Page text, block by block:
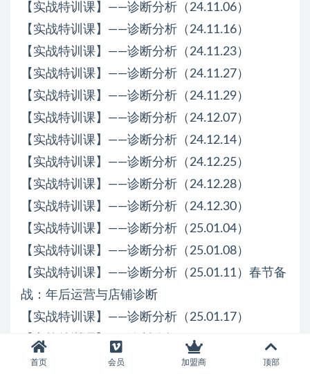
【实战特训课】——诊断分析（24.11.06）
【实战特训课】——诊断分析（24.11.16）
【实战特训课】——诊断分析（24.11.23）
【实战特训课】——诊断分析（24.11.27）
【实战特训课】——诊断分析（24.11.29）
【实战特训课】——诊断分析（24.12.07）
【实战特训课】——诊断分析（24.12.14）
【实战特训课】——诊断分析（24.12.25）
【实战特训课】——诊断分析（24.12.28）
【实战特训课】——诊断分析（24.12.30）
【实战特训课】——诊断分析（25.01.04）
【实战特训课】——诊断分析（25.01.08）
【实战特训课】——诊断分析（25.01.11）春节备
战：年后运营与店铺诊断
【实战特训课】——诊断分析（25.01.17）
【实战特训课】——诊断分析（25.03.12）
【实战特训课】——诊断分析（25.03.26）
首页 会员 加盟商 顶部